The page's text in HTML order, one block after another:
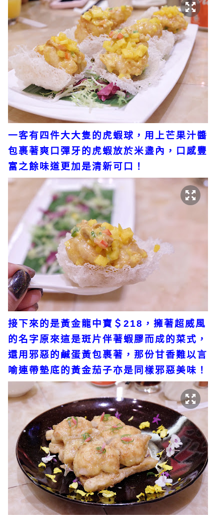
一客有四件大大隻的虎蝦球，用上芒果汁醬
包裹著爽口彈牙的虎蝦放於米盞內，口感豐
富之餘味道更加是清新可口！
接下來的是黃金龍中寶＄218，擁著超威風
的名字原來這是斑片伴著蝦膠而成的菜式，
還用邪惡的鹹蛋黃包裹著，那份甘香難以言
喻連帶墊底的黃金茄子亦是同樣邪惡美味！